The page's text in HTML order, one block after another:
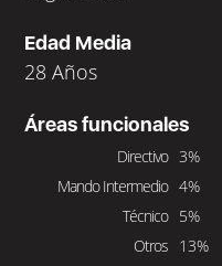
Edad Media
28 Años
Áreas funcionales
Directivo 3%
Mando Intermedio 4%
Técnico 5%
Otros 13%